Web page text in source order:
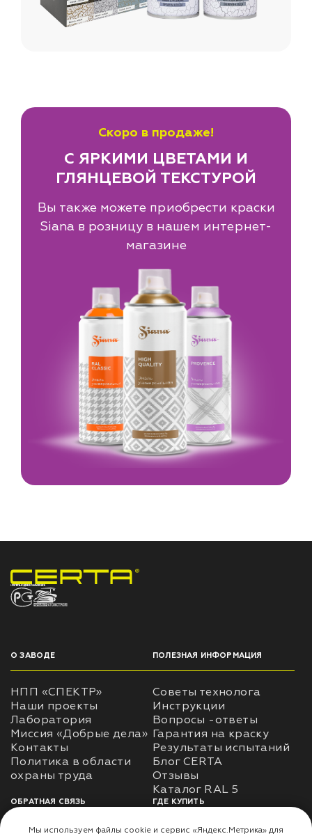
Скоро в продаже!
С ЯРКИМИ ЦВЕТАМИ И
ГЛЯНЦЕВОЙ ТЕКСТУРОЙ
Вы также можете приобрести краски
Siana в розницу в нашем интернет-
магазине
НПП «СПЕКТР» ЗАВОД ЛАКОКРАСОЧНЫХ МАТЕРИАЛОВ
О ЗАВОДЕ
НПП «СПЕКТР»
Наши проекты
Лаборатория
Миссия «Добрые дела»
Контакты
Политика в области
ПОЛЕЗНАЯ ИНФОРМАЦИЯ
Советы технолога
Инструкции
Вопросы -ответы
Гарантия на краску
Результаты испытаний
Блог CERTA
Отзывы
Каталог RAL 5
ОБРАТНАЯ СВЯЗЬ ГДЕ КУПИТЬ